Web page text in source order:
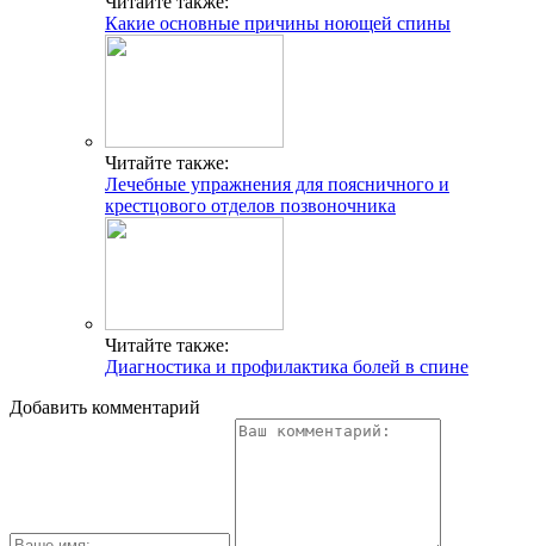
Какие основные причины ноющей спины
Читайте также:
Лечебные упражнения для поясничного и
крестцового отделов позвоночника
Читайте также:
Диагностика и профилактика болей в спине
Добавить комментарий